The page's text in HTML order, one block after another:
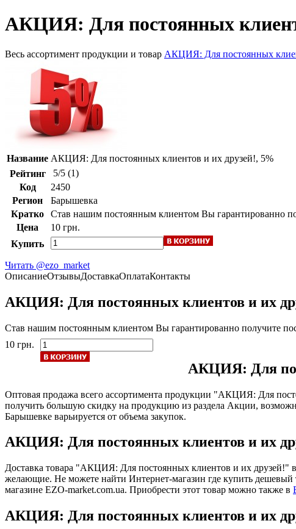
АКЦИЯ: Для постоянных
Весь ассортимент продукции и товар АКЦИЯ: Для постоянных
Название АКЦИЯ: Для постоянных клиентов и их друзей!, 5%
Рейтинг
5/5 (1)
Код
2450
Регион
Барышевка
Кратко
Став нашим постоянным клиентом Вы гарантированно
Цена
10 грн.
Купить
Читать @ezo_market
ОписаниеОтзывыДоставкаОплатаКонтакты
АКЦИЯ: Для постоянных клиентов и их
Став нашим постоянным клиентом Вы гарантированно получите
10 грн.
АКЦИЯ: Для
Оптовая продажа всего ассортимента продукции "АКЦИЯ: Для
получить большую скидку на продукцию из раздела Акции,
Барышевке варьируется от объема закупок.
АКЦИЯ: Для постоянных клиентов и их
Доставка товара "АКЦИЯ: Для постоянных клиентов и их друзей!"
желающие. Не можете найти Интернет-магазин где купить
магазине EZO-market.com.ua. Приобрести этот товар можно также в
АКЦИЯ: Для постоянных клиентов и их